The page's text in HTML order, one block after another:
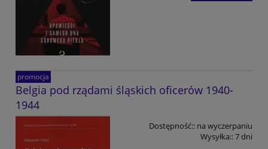
Belgia pod rządami śląskich oficerów 1940-
1944
Dostępność:: na wyczerpaniu
Wysyłka::7 dni
promocja